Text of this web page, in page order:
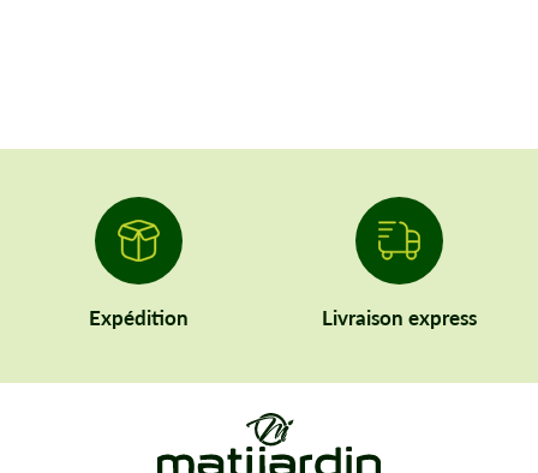
Expédition Livraison express